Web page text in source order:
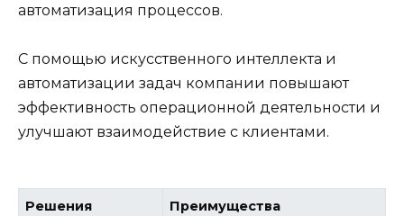
автоматизация процессов.
С помощью искусственного интеллекта и
автоматизации задач компании повышают
эффективность операционной деятельности и
улучшают взаимодействие с клиентами.
Решения Преимущества